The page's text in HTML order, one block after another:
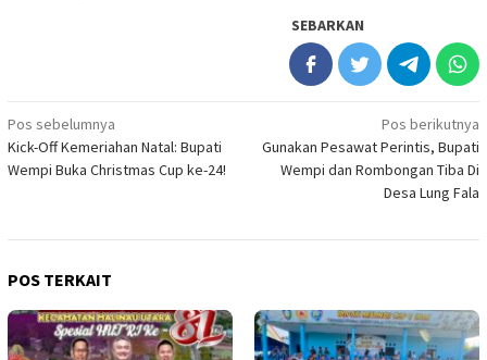
SEBARKAN
Navigasi
pos
Pos sebelumnya
Kick-Off Kemeriahan Natal: Bupati
Wempi Buka Christmas Cup ke-24!
Pos berikutnya
Gunakan Pesawat Perintis, Bupati
Wempi dan Rombongan Tiba Di
Desa Lung Fala
POS TERKAIT